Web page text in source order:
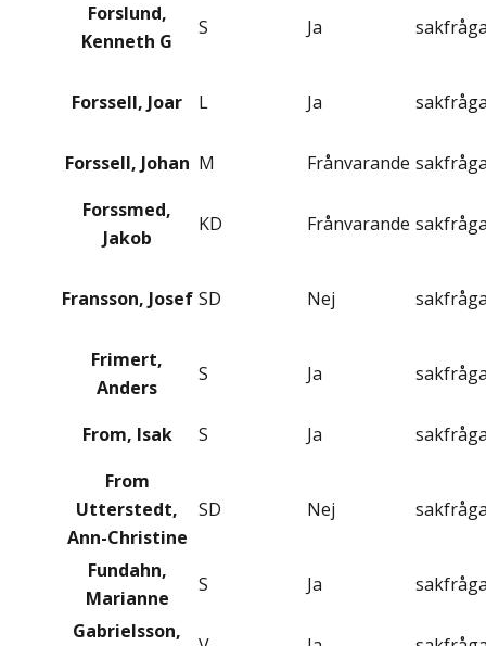
Forslund,
Kenneth G
S Ja
Forssell, Joar L Ja
Forssell, Johan M Frånvarande
Forssmed,
Jakob
KD Frånvarande
Fransson, Josef SD Nej
Frimert,
Anders
S Ja
From, Isak S Ja
From
Utterstedt,
Ann-Christine
SD Nej
Fundahn,
Marianne
S Ja
Gabrielsson,